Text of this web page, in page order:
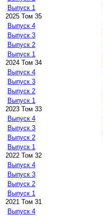
Выпуск 1
2025 Том 35
Выпуск 4
Выпуск 3
Выпуск 2
Выпуск 1
2024 Том 34
Выпуск 4
Выпуск 3
Выпуск 2
Выпуск 1
2023 Том 33
Выпуск 4
Выпуск 3
Выпуск 2
Выпуск 1
2022 Том 32
Выпуск 4
Выпуск 3
Выпуск 2
Выпуск 1
2021 Том 31
Выпуск 4